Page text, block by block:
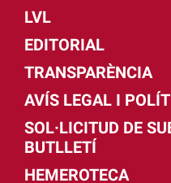
LVL
EDITORIAL
TRANSPARÈNCIA
AVÍS LEGAL I
SOL·LICITUD DE
BUTLLETÍ
HEMEROTECA